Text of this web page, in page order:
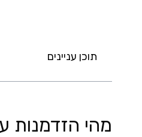
תוכן עניינים
מהי הזדמנות